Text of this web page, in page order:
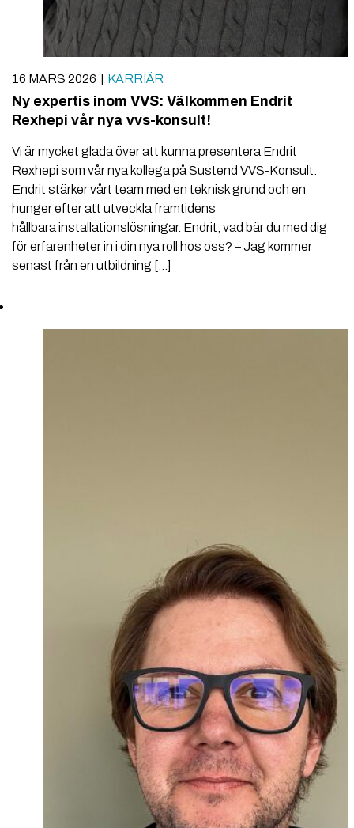
16 MARS 2026 KARRIÄR
Ny expertis inom VVS: Välkommen Endrit
Rexhepi vår nya vvs-konsult!
Vi är mycket glada över att kunna presentera Endrit
Rexhepi som vår nya kollega på Sustend VVS-Konsult.
Endrit stärker vårt team med en teknisk grund och en
hunger efter att utveckla framtidens
hållbara installationslösningar. Endrit, vad bär du med dig
för erfarenheter in i din nya roll hos oss? – Jag kommer
senast från en utbildning […]